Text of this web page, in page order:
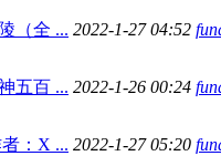
（全 ... 2022-1-27 04:52
五百 ... 2022-1-26 00:24
：X ... 2022-1-27 05:20